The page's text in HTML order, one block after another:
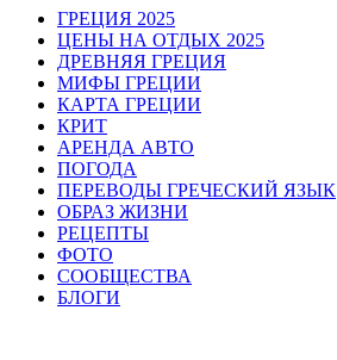
ГРЕЦИЯ 2025
ЦЕНЫ НА ОТДЫХ 2025
ДРЕВНЯЯ ГРЕЦИЯ
МИФЫ ГРЕЦИИ
КАРТА ГРЕЦИИ
КРИТ
АРЕНДА АВТО
ПОГОДА
ПЕРЕВОДЫ ГРЕЧЕСКИЙ ЯЗЫК
ОБРАЗ ЖИЗНИ
РЕЦЕПТЫ
ФОТО
СООБЩЕСТВА
БЛОГИ